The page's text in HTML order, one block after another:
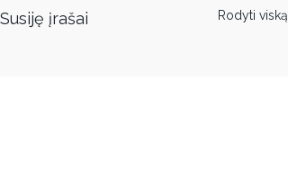
Susiję įrašai Rodyti viską